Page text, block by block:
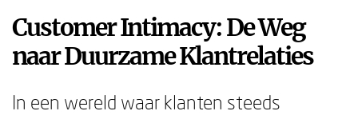
Customer Intimacy: De Weg
naar Duurzame Klantrelaties
In een wereld waar klanten steeds